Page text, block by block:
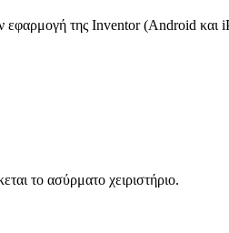
εφαρμογή της Inventor (Android και
το ασύρματο χειριστήριο.